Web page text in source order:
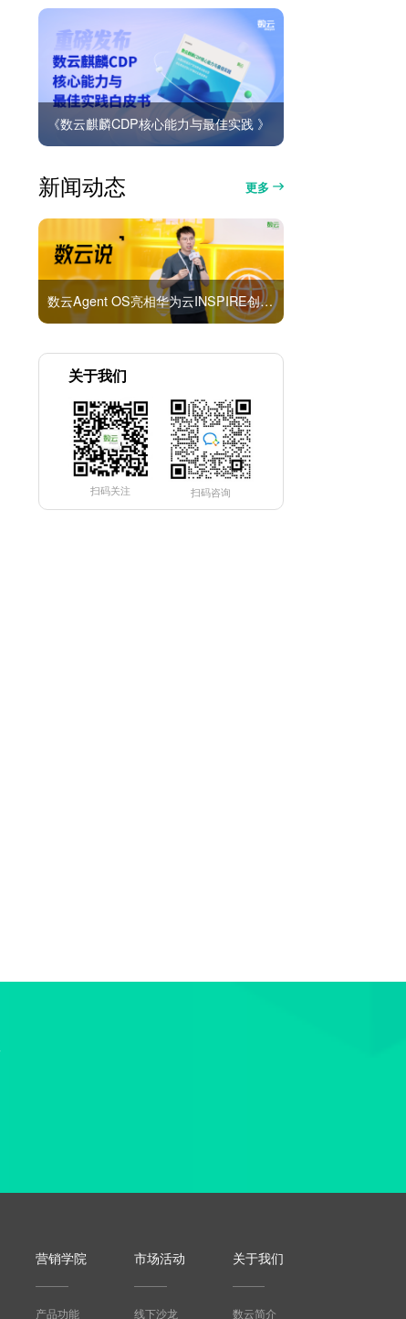
《数云麒麟CDP核心能力与最佳实践 》
新闻动态 更多
数云Agent OS亮相华为云INSPIRE创想者大会：以AI重构消费者运营与零售营销新范式
关于我们
扫码关注 扫码咨询
营销学院
产品功能
市场活动
线下沙龙
关于我们
数云简介